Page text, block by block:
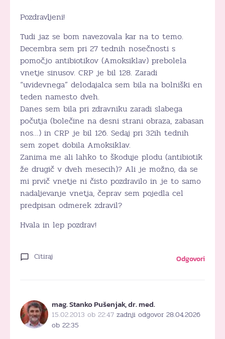
Pozdravljeni!
Tudi jaz se bom navezovala kar na to temo.
Decembra sem pri 27 tednih nosečnosti s
pomočjo antibiotikov (Amoksiklav) prebolela
vnetje sinusov. CRP je bil 128. Zaradi
“uvidevnega” delodajalca sem bila na bolniški en
teden namesto dveh.
Danes sem bila pri zdravniku zaradi slabega
počutja (bolečine na desni strani obraza, zabasan
nos…) in CRP je bil 126. Sedaj pri 32ih tednih
sem zopet dobila Amoksiklav.
Zanima me ali lahko to škoduje plodu (antibiotik
že drugič v dveh mesecih)? Ali je možno, da se
mi prvič vnetje ni čisto pozdravilo in je to samo
nadaljevanje vnetja, čeprav sem pojedla cel
predpisan odmerek zdravil?
Hvala in lep pozdrav!
Citiraj Odgovori
mag. Stanko Pušenjak, dr. med.
15.02.2013 ob 22:47 zadnji odgovor 28.04.2026
ob 22:35